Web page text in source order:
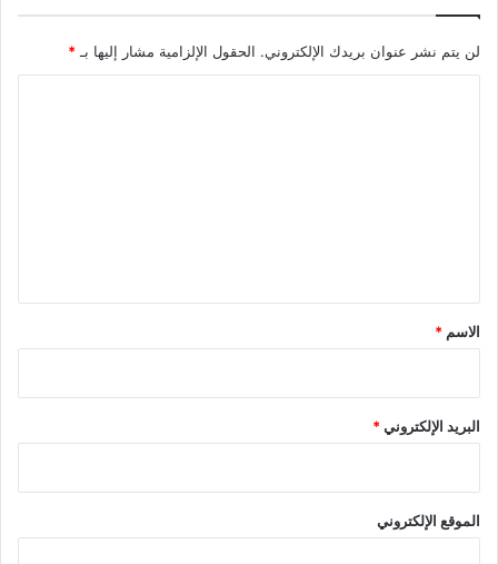
لن يتم نشر عنوان بريدك الإلكتروني. الحقول الإلزامية مشار إليها بـ *
*
الاسم *
البريد الإلكتروني*
الموقع الإلكتروني